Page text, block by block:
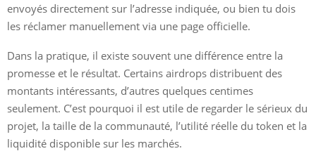
envoyés directement sur l’adresse indiquée, ou bien tu dois
les réclamer manuellement via une page officielle.
Dans la pratique, il existe souvent une différence entre la
promesse et le résultat. Certains airdrops distribuent des
montants intéressants, d’autres quelques centimes
seulement. C’est pourquoi il est utile de regarder le sérieux du
projet, la taille de la communauté, l’utilité réelle du token et la
liquidité disponible sur les marchés.